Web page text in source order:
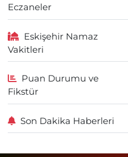
Eczaneler
Eskişehir Namaz
Vakitleri
Puan Durumu ve
Fikstür
Son Dakika Haberleri